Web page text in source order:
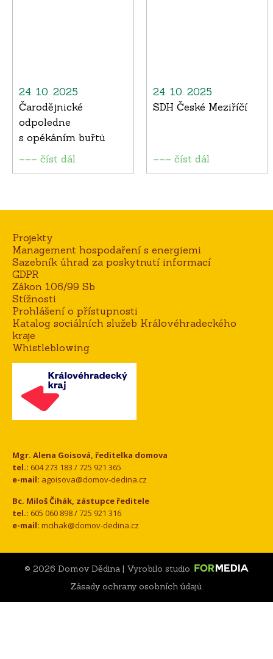
24. 10. 2025
Čarodějnické
odpoledne
s opékáním buřtů
––– číst dál
24. 10. 2025
SDH České Meziříčí
––– číst dál
Projekty
Management hospodaření s energiemi
Sazebník úhrad za poskytnutí informací
GDPR
Zákon 106/99 Sb
Stížnosti
Prohlášení o přístupnosti
Katalog sociálních služeb Královéhradeckého
kraje
Whistleblowing
Mgr. Alena Goisová, ředitelka domova
tel.: 604 273 183 / 725 921 365
e-mail: agoisova@domov-dedina.cz
Bc. Miloš Čihák, zástupce ředitele
tel.: 605 060 898 / 725 921 316
e-mail: mcihak@domov-dedina.cz
© 2026 Domov Dědina | Vyrobilo studio
Zásady ochrany osobních údajů